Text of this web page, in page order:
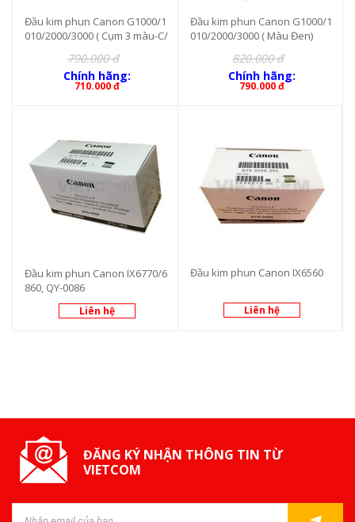
Đầu kim phun Canon G1000/1
010/2000/3000 ( Cụm 3 màu-C/
790.000 đ
Chính hãng:
710.000 đ
Đầu kim phun Canon G1000/1
010/2000/3000 ( Màu Đen)
820.000 đ
Chính hãng:
790.000 đ
Đầu kim phun Canon IX6770/6
860, QY-0086
Liên hệ
Đầu kim phun Canon IX6560
Liên hệ
ĐĂNG KÝ NHẬN THÔNG TIN TỪ
VIETCOM